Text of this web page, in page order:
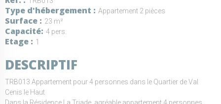
Type d'hébergement Appartement 2 pièces
Surface 23 m²
Capacité 4 pers.
Etage 1
DESCRIPTIF
TRB013 Appartement pour 4 personnes dans le Quartier de Val
Cenis le Haut
Dans la Résidence La Triade, agréable appartement 4 personnes.